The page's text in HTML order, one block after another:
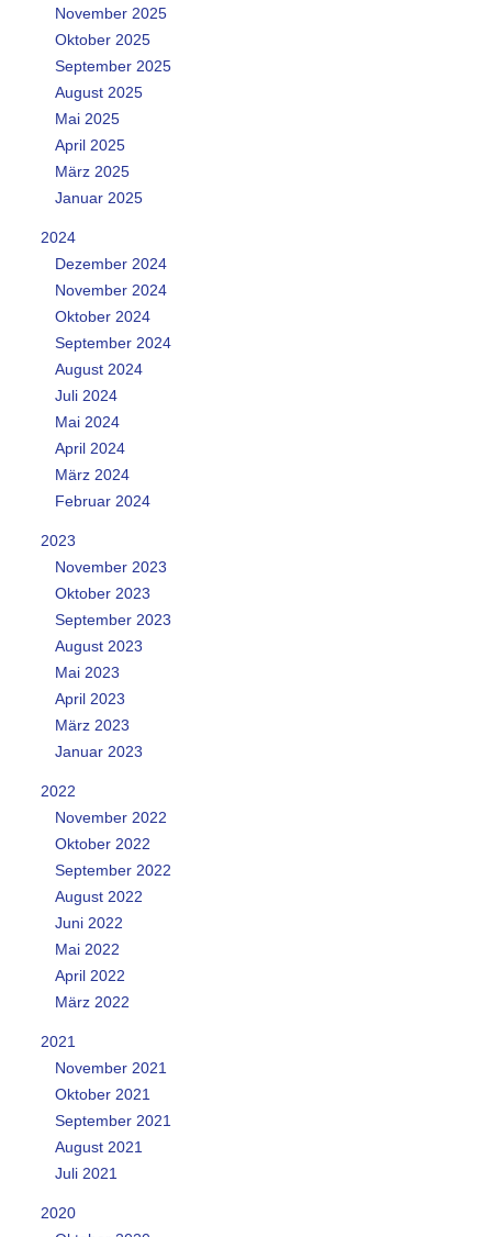
November 2025
Oktober 2025
September 2025
August 2025
Mai 2025
April 2025
März 2025
Januar 2025
2024
Dezember 2024
November 2024
Oktober 2024
September 2024
August 2024
Juli 2024
Mai 2024
April 2024
März 2024
Februar 2024
2023
November 2023
Oktober 2023
September 2023
August 2023
Mai 2023
April 2023
März 2023
Januar 2023
2022
November 2022
Oktober 2022
September 2022
August 2022
Juni 2022
Mai 2022
April 2022
März 2022
2021
November 2021
Oktober 2021
September 2021
August 2021
Juli 2021
2020